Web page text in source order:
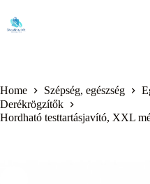
content
Home Szépség, egészség
Derékrögzítők
Hordható testtartásjavító, XXL